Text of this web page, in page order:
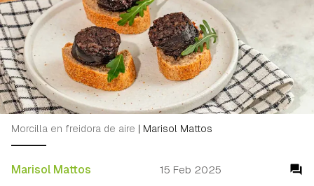
Marisol Mattos 15 Feb 2025
Morcilla en freidora de aire | Marisol Mattos